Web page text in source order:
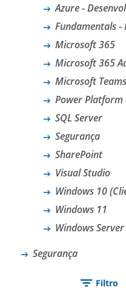
Azure -
Fundamentals -
Microsoft 365
Microsoft 365
Microsoft Teams
Power Platform
SQL Server
Segurança
SharePoint
Visual Studio
Windows 10
Windows 11
Windows Server
Segurança
Filtro